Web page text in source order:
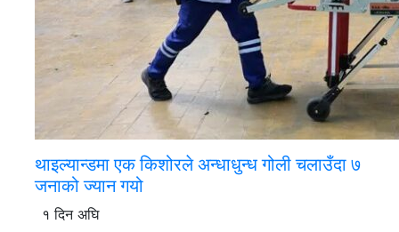
थाइल्यान्डमा एक किशोरले अन्धाधुन्ध गोली चलाउँदा ७
जनाको ज्यान गयो
१ दिन अघि